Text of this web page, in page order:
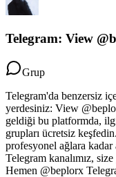
Telegram: View
Grup
Telegram'da benzersiz
yerdesiniz: View
geldiği bu platformda, ilgi
grupları ücretsiz
profesyonel ağlara kadar
Telegram kanalımız,
Hemen @beplorx